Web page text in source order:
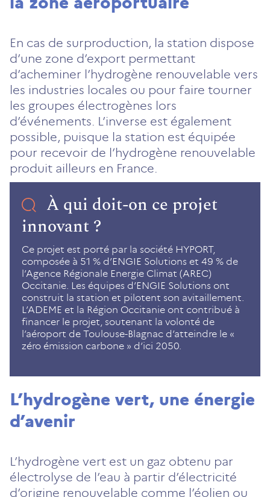
En cas de surproduction, la station dispose
d’une zone d’export permettant
d’acheminer l’hydrogène renouvelable vers
les industries locales ou pour faire tourner
les groupes électrogènes lors
d’événements. L’inverse est également
possible, puisque la station est équipée
pour recevoir de l’hydrogène renouvelable
produit ailleurs en France.
À qui doit-on ce projet
innovant ?
Ce projet est porté par la société HYPORT,
composée à 51 % d’ENGIE Solutions et 49 % de
l’Agence Régionale Energie Climat (AREC)
Occitanie. Les équipes d’ENGIE Solutions ont
construit la station et pilotent son avitaillement.
L’ADEME et la Région Occitanie ont contribué à
financer le projet, soutenant la volonté de
l’aéroport de Toulouse-Blagnac d’atteindre le «
zéro émission carbone » d’ici 2050.
L’hydrogène vert, une énergie
d’avenir
L’hydrogène vert est un gaz obtenu par
électrolyse de l’eau à partir d’électricité
d’origine renouvelable comme l’éolien ou